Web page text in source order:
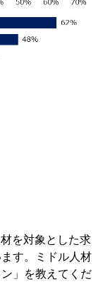
を対象とした求
す。ミドル人材
」を教えてくだ